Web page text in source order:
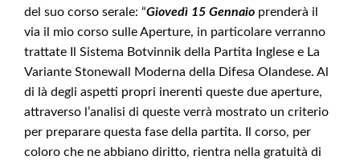
del suo corso serale: “Giovedì 15 Gennaio prenderà il
via il mio corso sulle Aperture, in particolare verranno
trattate Il Sistema Botvinnik della Partita Inglese e La
Variante Stonewall Moderna della Difesa Olandese. Al
di là degli aspetti propri inerenti queste due aperture,
attraverso l’analisi di queste verrà mostrato un criterio
per preparare questa fase della partita. Il corso, per
coloro che ne abbiano diritto, rientra nella gratuità di